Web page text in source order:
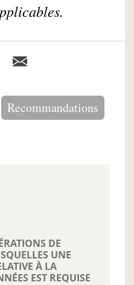
Recommandations
DE
UNE
À LA
EST REQUISE